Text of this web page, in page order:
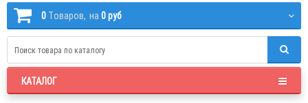
0 Tоваров, на 0 руб
КАТАЛОГ